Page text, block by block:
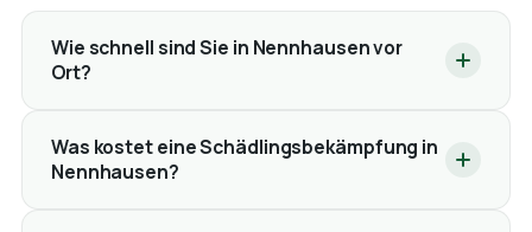
Wie schnell sind Sie in Nennhausen vor
Ort?
Was kostet eine Schädlingsbekämpfung in
Nennhausen?